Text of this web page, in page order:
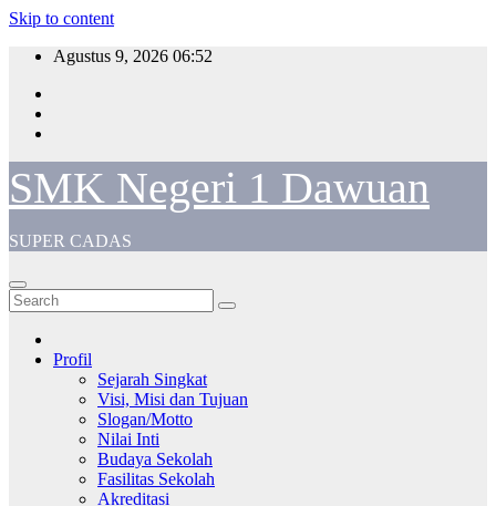
Skip to content
Agustus 9, 2026 06:52
SMK Negeri 1 Dawuan
SUPER CADAS
Profil
Sejarah Singkat
Visi, Misi dan Tujuan
Slogan/Motto
Nilai Inti
Budaya Sekolah
Fasilitas Sekolah
Akreditasi